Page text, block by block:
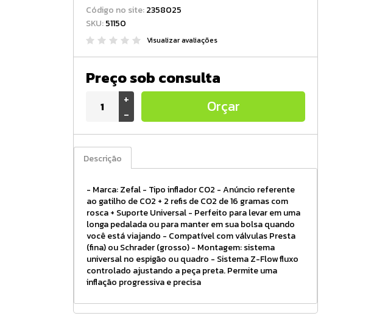
Código no site:2358025
SKU:51150
Visualizar avaliações
Preço sob consulta
+
-
Orçar
Descrição
- Marca: Zefal - Tipo inflador CO2 - Anúncio referente
ao gatilho de CO2 + 2 refis de CO2 de 16 gramas com
rosca + Suporte Universal - Perfeito para levar em uma
longa pedalada ou para manter em sua bolsa quando
você está viajando - Compatível com válvulas Presta
(fina) ou Schrader (grosso) - Montagem: sistema
universal no espigão ou quadro - Sistema Z-Flow fluxo
controlado ajustando a peça preta. Permite uma
inflação progressiva e precisa